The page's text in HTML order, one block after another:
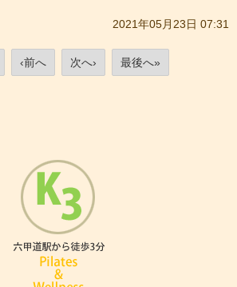
2021年05月23日 07:31
‹前へ 次へ› 最後へ»